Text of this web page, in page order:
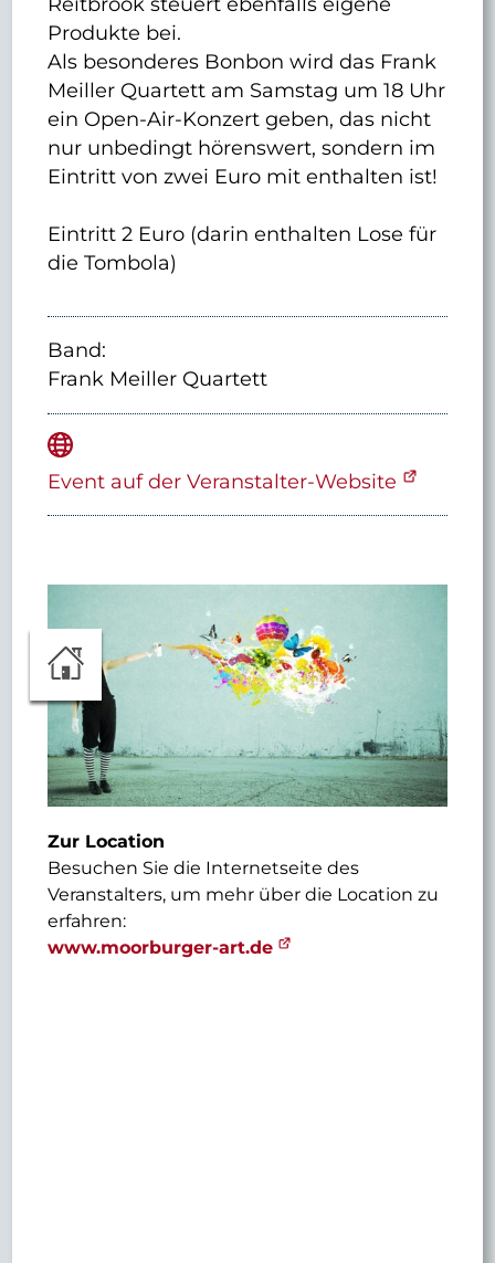
Produkte bei.
Als besonderes Bonbon wird das Frank
Meiller Quartett am Samstag um 18 Uhr
ein Open-Air-Konzert geben, das nicht
nur unbedingt hörenswert, sondern im
Eintritt von zwei Euro mit enthalten ist!
Eintritt 2 Euro (darin enthalten Lose für
die Tombola)
Band:
Frank Meiller Quartett
Event auf der Veranstalter-Website
Zur Location
Besuchen Sie die Internetseite des
Veranstalters, um mehr über die Location zu
erfahren:
www.moorburger-art.de